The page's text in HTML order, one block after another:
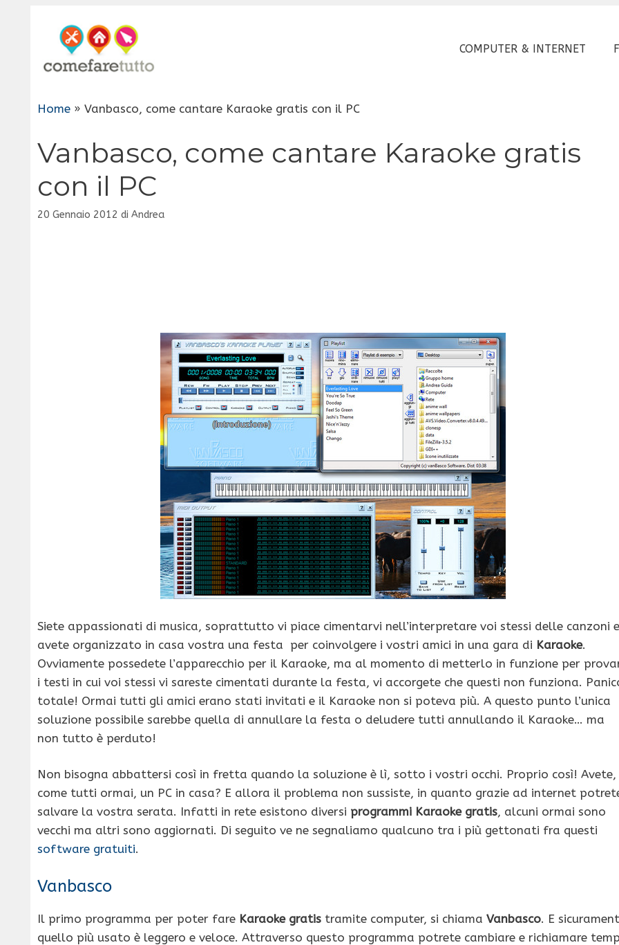
COMPUTER & INTERNET
Home » Vanbasco, come cantare Karaoke gratis con il PC
Vanbasco, come cantare Karaoke gratis
con il PC
20 Gennaio 2012 di Andrea
Siete appassionati di musica, soprattutto vi piace cimentarvi nell’interpretare voi stessi delle canzoni
avete organizzato in casa vostra una festa per coinvolgere i vostri amici in una gara di Karaoke.
Ovviamente possedete l’apparecchio per il Karaoke, ma al momento di metterlo in funzione per
i testi in cui voi stessi vi sareste cimentati durante la festa, vi accorgete che questi non funziona.
totale! Ormai tutti gli amici erano stati invitati e il Karaoke non si poteva più. A questo punto l’unica
soluzione possibile sarebbe quella di annullare la festa o deludere tutti annullando il Karaoke… ma
non tutto è perduto!
Non bisogna abbattersi così in fretta quando la soluzione è lì, sotto i vostri occhi. Proprio così! Avete,
come tutti ormai, un PC in casa? E allora il problema non sussiste, in quanto grazie ad internet
salvare la vostra serata. Infatti in rete esistono diversi programmi Karaoke gratis, alcuni ormai sono
vecchi ma altri sono aggiornati. Di seguito ve ne segnaliamo qualcuno tra i più gettonati fra questi
software gratuiti.
Vanbasco
Il primo programma per poter fare Karaoke gratis tramite computer, si chiama Vanbasco. E
quello più usato è leggero e veloce. Attraverso questo programma potrete cambiare e richiamare